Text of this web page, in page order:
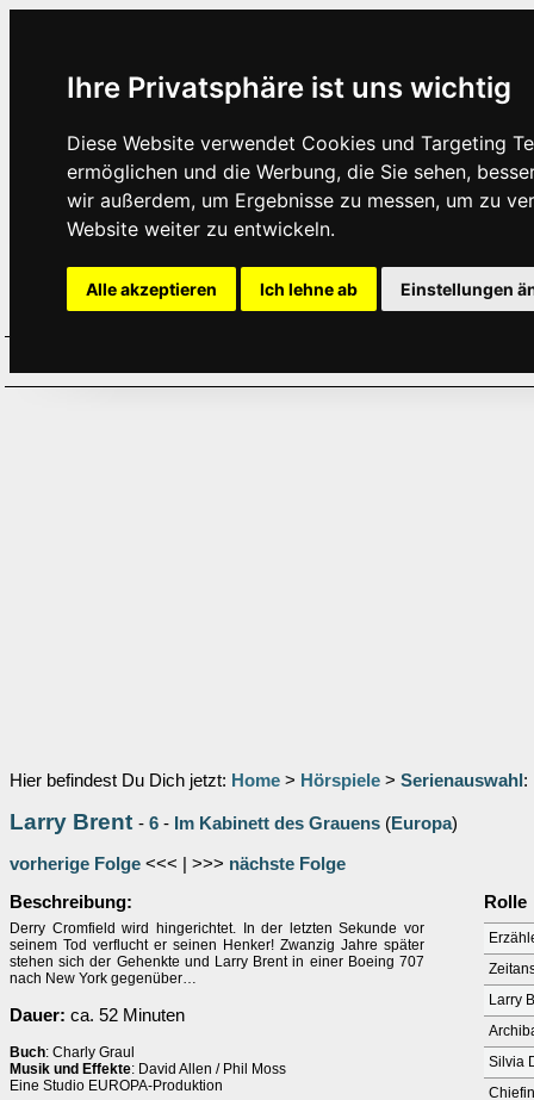
Ihre Privatsphäre ist uns wichtig
Diese Website verwendet Cookies und Targeting
ermöglichen und die Werbung, die Sie sehen,
wir außerdem, um Ergebnisse zu messen, um zu
Website weiter zu entwickeln.
Alle akzeptieren Ich lehne ab Einstellungen
Hier befindest Du Dich jetzt: Home > Hörspiele > Serienauswahl :
Larry Brent - 6 - Im Kabinett des Grauens (Europa)
vorherige Folge <<< | >>> nächste Folge
Beschreibung:
Derry Cromfield wird hingerichtet. In der letzten Sekunde vor
seinem Tod verflucht er seinen Henker! Zwanzig Jahre später
stehen sich der Gehenkte und Larry Brent in einer Boeing 707
nach New York gegenüber…
Dauer: ca. 52 Minuten
Buch: Charly Graul
Musik und Effekte: David Allen / Phil Moss
Eine Studio EUROPA-Produktion
Rolle
Larry
Silvia